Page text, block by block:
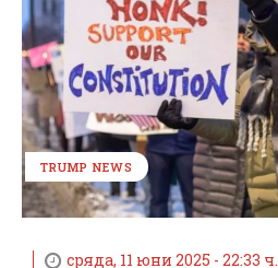
TRUMP NEWS
сряда, 11 юни 2025 - 22:33 ч.